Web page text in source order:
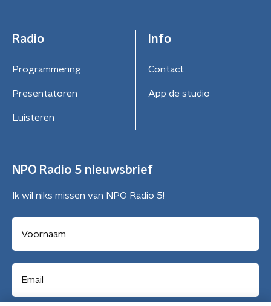
Radio
Programmering
Presentatoren
Luisteren
Info
Contact
App de studio
NPO Radio 5 nieuwsbrief
Ik wil niks missen van NPO Radio 5!